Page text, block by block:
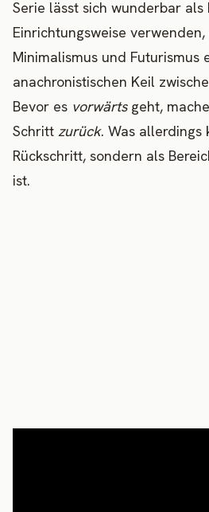
Serie lässt sich wunderbar
Einrichtungsweise
Minimalismus und Futurismus
anachronistischen Keil
Bevor es vorwärtsgeht,
Schritt zurück. Was allerdings
Rückschritt, sondern als
ist.